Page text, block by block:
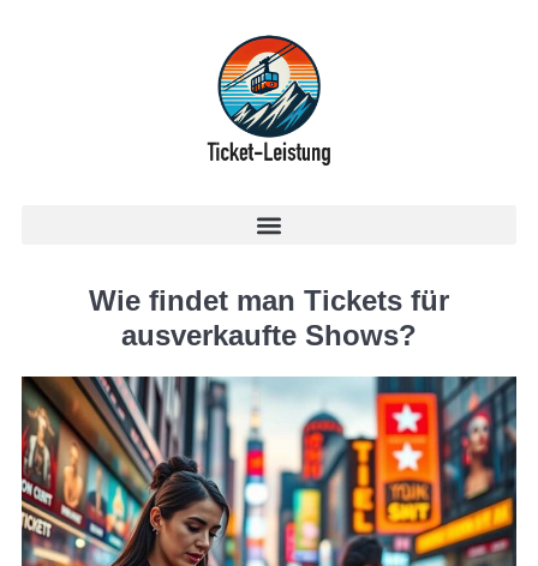
Wie findet man Tickets für
ausverkaufte Shows?